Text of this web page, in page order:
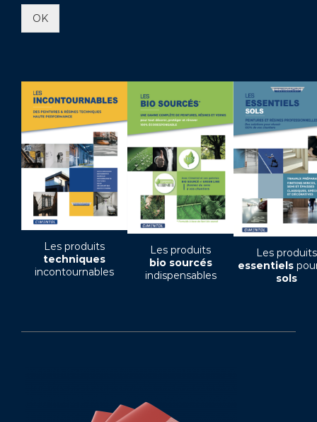
OK
Les produits
techniques
incontournables
Les produits
bio sourcés
indispensables
Les produits
essentiels
sols